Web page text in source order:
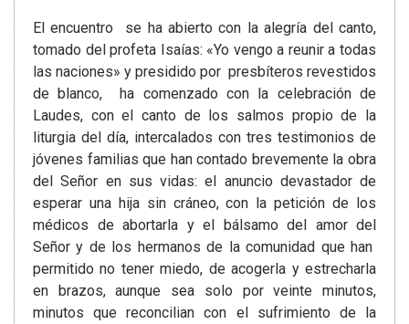
El encuentro se ha abierto con la alegría del canto,
tomado del profeta Isaías: «Yo vengo a reunir a todas
las naciones» y presidido por presbíteros revestidos
de blanco, ha comenzado con la celebración de
Laudes, con el canto de los salmos propio de la
liturgia del día, intercalados con tres testimonios de
jóvenes familias que han contado brevemente la obra
del Señor en sus vidas: el anuncio devastador de
esperar una hija sin cráneo, con la petición de los
médicos de abortarla y el bálsamo del amor del
Señor y de los hermanos de la comunidad que han
permitido no tener miedo, de acogerla y estrecharla
en brazos, aunque sea solo por veinte minutos,
minutos que reconcilian con el sufrimiento de la